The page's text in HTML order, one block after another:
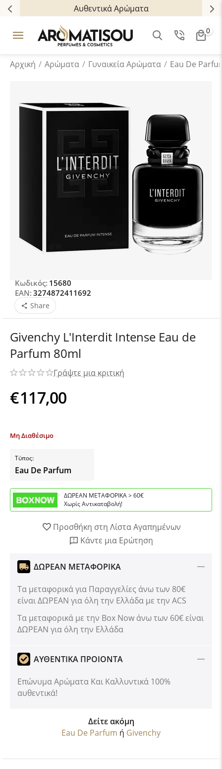
Αυθεντικά Αρώματα
0
Αρχική / Αρώματα / Γυναικεία Αρώματα / Eau De
EAN: 3274872411692
Κωδικός: 15680
Share
Givenchy L'Interdit Intense Eau de
Parfum 80ml
Γράψτε μια κριτική
€117,00
Μη Διαθέσιμο
Τύπος:
Eau De Parfum
ΔΩΡΕΑΝ ΜΕΤΑΦΟΡΙΚΑ > 60€
Χωρίς Αντικαταβολή!
Προσθήκη στη Λίστα Αγαπημένων
Κάντε μια Ερώτηση
ΔΩΡΕΑΝ ΜΕΤΑΦΟΡΙΚΑ
Τα μεταφορικά για Παραγγελίες άνω των 80€
είναι ΔΩΡΕΑΝ για όλη την Ελλάδα με την ACS
Tα μεταφορικά με την Box Now άνω των 60€ είναι
ΔΩΡΕΑΝ για όλη την Ελλάδα
ΑΥΘΕΝΤΙΚΑ ΠΡΟΙΟΝΤΑ
Επώνυμα Αρώματα Και Καλλυντικά 100%
αυθεντικά!
Δείτε ακόμη
Eau De Parfum ή Givenchy